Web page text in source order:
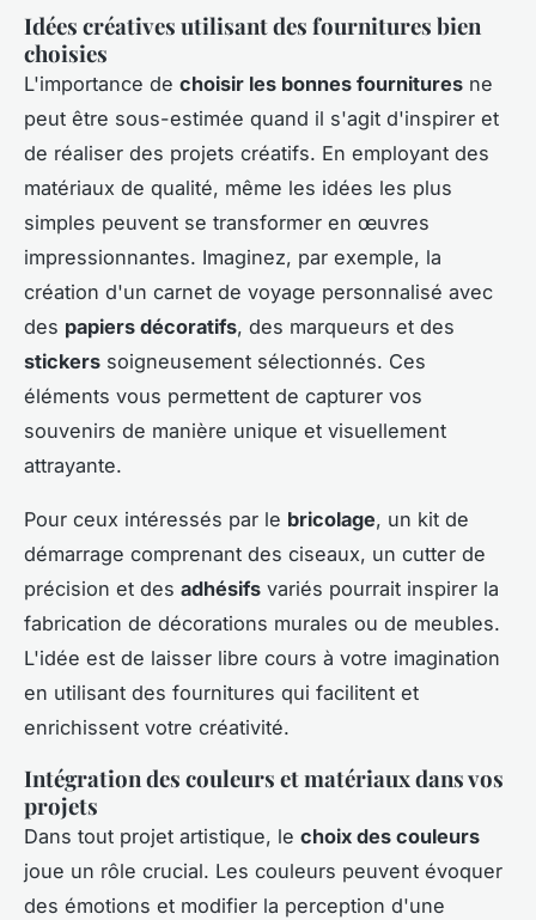
Idées créatives utilisant des fournitures bien
choisies
L'importance de choisir les bonnes fournitures ne
peut être sous-estimée quand il s'agit d'inspirer et
de réaliser des projets créatifs. En employant des
matériaux de qualité, même les idées les plus
simples peuvent se transformer en œuvres
impressionnantes. Imaginez, par exemple, la
création d'un carnet de voyage personnalisé avec
des papiers décoratifs, des marqueurs et des
stickers soigneusement sélectionnés. Ces
éléments vous permettent de capturer vos
souvenirs de manière unique et visuellement
attrayante.
Pour ceux intéressés par le bricolage, un kit de
démarrage comprenant des ciseaux, un cutter de
précision et des adhésifs variés pourrait inspirer la
fabrication de décorations murales ou de meubles.
L'idée est de laisser libre cours à votre imagination
en utilisant des fournitures qui facilitent et
enrichissent votre créativité.
Intégration des couleurs et matériaux dans vos
projets
Dans tout projet artistique, le choix des couleurs
joue un rôle crucial. Les couleurs peuvent évoquer
des émotions et modifier la perception d'une